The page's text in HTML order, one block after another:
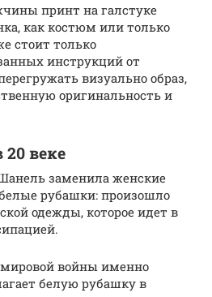
принт на галстуке
как костюм или только
стоит только
инструкций от
визуально образ,
оригинальность и
веке
заменила женские
рубашки: произошло
одежды, которое идет в
войны именно
белую рубашку в